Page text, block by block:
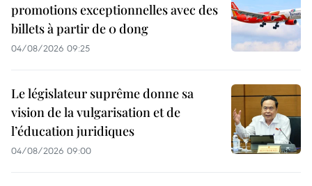
promotions exceptionnelles avec des
billets à partir de 0 dong
04/08/2026 09:25
Le législateur suprême donne sa
vision de la vulgarisation et de
l’éducation juridiques
04/08/2026 09:00